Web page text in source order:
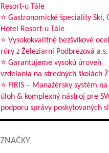
Resort-u Tále
⭐ Gastronomické špeciality Ski,
Hotel Resort-u Tále
⭐ Vysokokvalitné bezšvíkové
rúry z Železiarní Podbrezová a.s.
⭐ Garantujeme vysokú úroveň
vzdelania na stredných školách
⭐ FIRIS – Manažérsky systém
úloh & komplexný nástroj pre
podporu správy poskytovaných
ZNAČKY